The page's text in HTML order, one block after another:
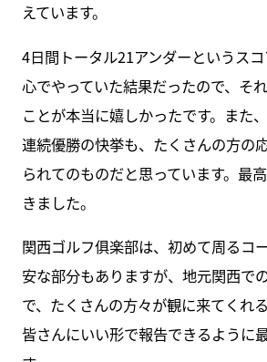
えています。
4日間トータル21アンダーというス
心でやっていた結果だったので、そ
ことが本当に嬉しかったです。また
連続優勝の快挙も、たくさんの方の
られてのものだと思っています。最
きました。
関西ゴルフ俱楽部は、初めて周るコ
安な部分もありますが、地元関西で
で、たくさんの方々が観に来てくれ
皆さんにいい形で報告できるように